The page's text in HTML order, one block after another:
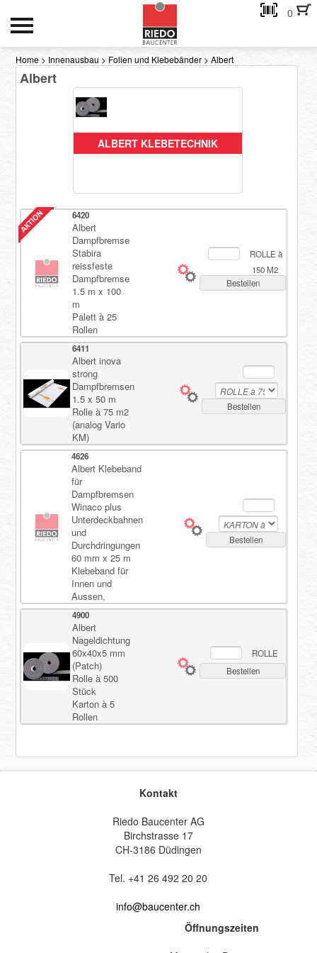
0
HOCH- UND TIEFBAU
INNENAUSBAU
GEBÄUDEHÜLLE
eMail-Adresse
Passwort:
Passwort anfordern
Home > Innenausbau > Folien und Klebebänder >Albert
Albert
ALBERT KLEBETECHNIK
6420
Albert
Dampfbremse
Stabira
reissfeste
Dampfbremse
1.5 m x 100
m
Palett à 25
Rollen
ROLLE à
150 M2
Bestellen
6411
Albert inova
strong
Dampfbremsen
1.5 x 50 m
Rolle à 75 m2
(analog Vario
KM)
Bestellen
4626
Albert Klebeband
für
Dampfbremsen
Winaco plus
Unterdeckbahnen
und
Durchdringungen
60 mm x 25 m
Klebeband für
Innen und
Aussen,
Bestellen
4900
Albert
Nageldichtung
60x40x5 mm
(Patch)
Rolle à 500
Stück
Karton à 5
Rollen
ROLLE
Bestellen
Kontakt
Riedo Baucenter AG
Birchstrasse 17
CH-3186 Düdingen
Tel. +41 26 492 20 20
info@baucenter.ch
Öffnungszeiten